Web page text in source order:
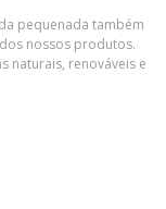
pequenada também
nossos produtos.
naturais, renováveis e